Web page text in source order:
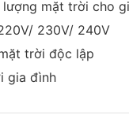
mặt trời cho
230V/ 240V
trời độc lập
gia đình